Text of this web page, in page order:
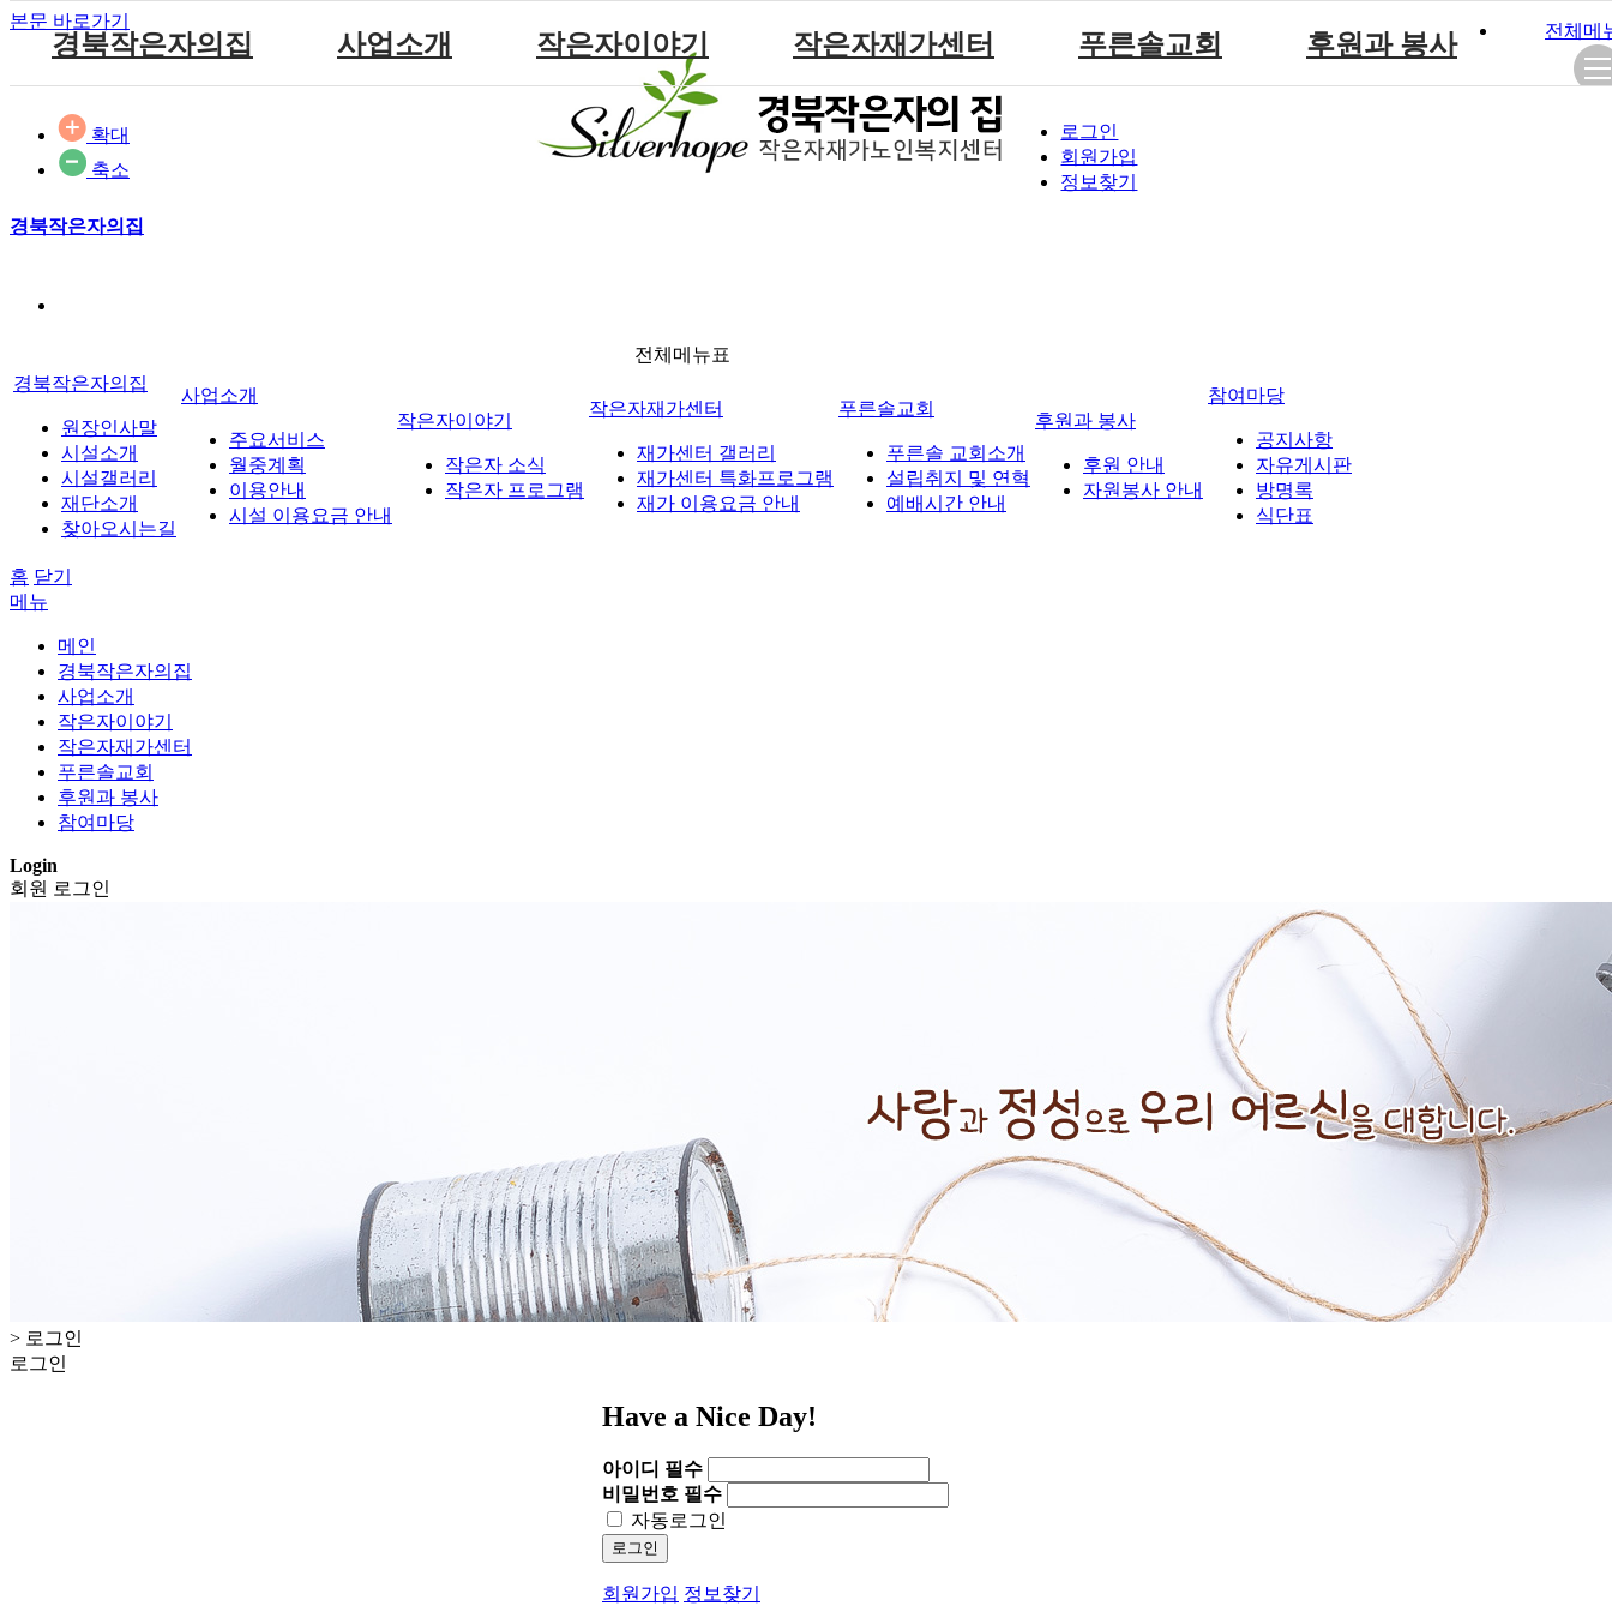
본문 바로가기
확대
축소
로그인
회원가입
정보찾기
경북작은자의집
경북작은자의집
시설소개
시설갤러리
재단소개
사업소개 작은자이야기
작은자 소식
작은자 프로그램
작은자재가센터
재가센터 갤러리
재가센터 특화프로그램
푸른솔교회
설립취지 및 연혁
예배시간 안내
후원과 봉사
참여마당
자유게시판
방명록
식단표
전체메
전체메뉴표
경북작은자의집
원장인사말
시설소개
시설갤러리
재단소개
찾아오시는길
사업소개
주요서비스
월중계획
이용안내
시설 이용요금 안내
작은자이야기
작은자 소식
작은자 프로그램
작은자재가센터
재가센터 갤러리
재가센터 특화프로그램
재가 이용요금 안내
푸른솔교회
푸른솔 교회소개
설립취지 및 연혁
예배시간 안내
후원과 봉사
후원 안내
자원봉사 안내
참여마당
공지사항
자유게시판
방명록
식단표
홈 닫기
메뉴
메인
경북작은자의집
사업소개
작은자이야기
작은자재가센터
푸른솔교회
후원과 봉사
참여마당
Login
회원 로그인
> 로그인
로그인
Have a Nice Day!
아이디 필수
비밀번호 필수
자동로그인
로그인
회원가입 정보찾기